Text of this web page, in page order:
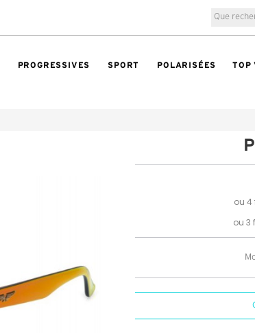
PROGRESSIVES SPORT POLARISÉES TOP